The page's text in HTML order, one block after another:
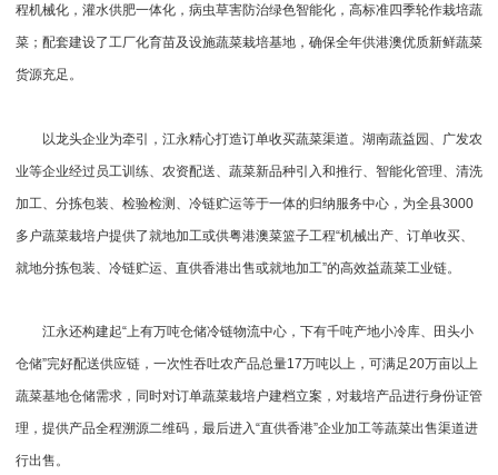
程机械化，灌水供肥一体化，病虫草害防治绿色智能化，高标准四季轮作栽培蔬
菜；配套建设了工厂化育苗及设施蔬菜栽培基地，确保全年供港澳优质新鲜蔬菜
货源充足。
以龙头企业为牵引，江永精心打造订单收买蔬菜渠道。湖南蔬益园、广发农
业等企业经过员工训练、农资配送、蔬菜新品种引入和推行、智能化管理、清洗
加工、分拣包装、检验检测、冷链贮运等于一体的归纳服务中心，为全县3000
多户蔬菜栽培户提供了就地加工或供粤港澳菜篮子工程“机械出产、订单收买、
就地分拣包装、冷链贮运、直供香港出售或就地加工”的高效益蔬菜工业链。
江永还构建起“上有万吨仓储冷链物流中心，下有千吨产地小冷库、田头小
仓储”完好配送供应链，一次性吞吐农产品总量17万吨以上，可满足20万亩以上
蔬菜基地仓储需求，同时对订单蔬菜栽培户建档立案，对栽培产品进行身份证管
理，提供产品全程溯源二维码，最后进入“直供香港”企业加工等蔬菜出售渠道进
行出售。